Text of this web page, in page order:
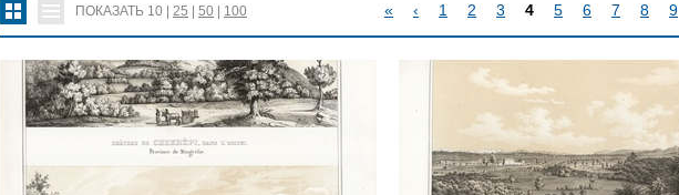
ПОКАЗАТЬ 10 25 50 100
С
« ‹ 1 2 3 4 5 6 7 8 9